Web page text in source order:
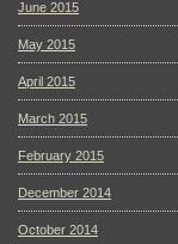
June 2015
May 2015
April 2015
March 2015
February 2015
December 2014
October 2014